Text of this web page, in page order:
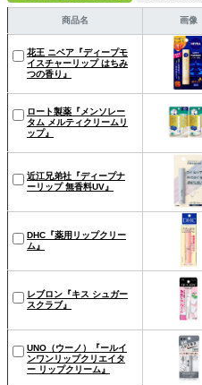
商品名 画像
花王 ニベア『ディープモ
イスチャーリップ はちみ
つの香り』
ロート製薬『メンソレー
タム メルティクリームリ
ップ』
近江兄弟社『ディープナ
ーリップ 無香料UV』
DHC『薬用リップクリー
ム』
レブロン『キス シュガー
スクラブ』
UNO（ウーノ）『ールイ
ンワンリップクリエイタ
ー リップクリーム』